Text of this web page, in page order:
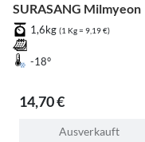
SURASANG Milmyeon
1,6kg (1 Kg = 9,19 €)
-18°
14,70 €
Ausverkauft